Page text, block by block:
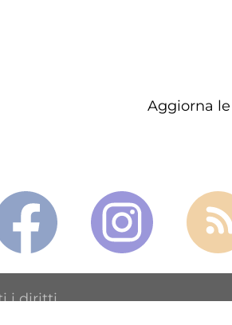
Aggiorna
i diritti